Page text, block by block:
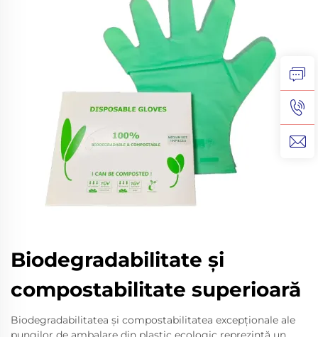
Biodegradabilitate și
compostabilitate superioară
Biodegradabilitatea și compostabilitatea excepționale ale